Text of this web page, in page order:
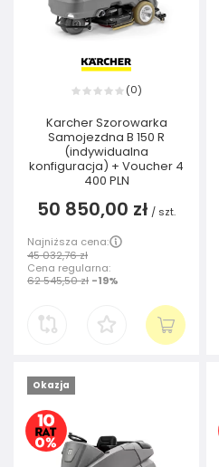
(0)
Karcher Szorowarka
Samojezdna B 150 R
(indywidualna
konfiguracja) + Voucher 4
400 PLN
50 850,00 zł / szt.
Najniższa cena:
45 032,76 zł
Cena regularna:
62 545,50 zł -19%
Okazja